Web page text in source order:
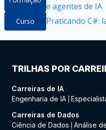
e agentes de IA
Curso Praticando C#:
TRILHAS POR
Carreiras de IA
Engenharia de IA
Carreiras de Dados
Ciência de Dados
Análise